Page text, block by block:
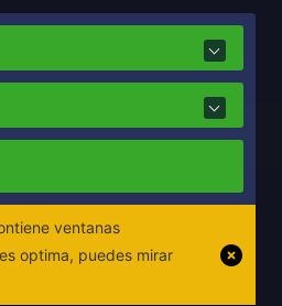
ventanas
optima, puedes mirar